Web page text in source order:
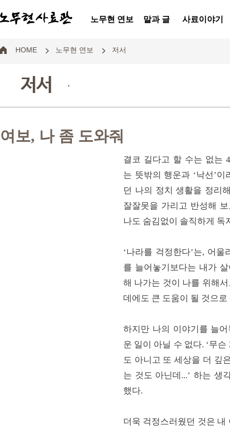
노무현 연보 말과 글 사료이야기
HOME 노무현 연보 저서
저서 .
여보, 나 좀 도와줘
결코 길다고 할 수는 없는
는 뜻밖의 행운과 ‘낙선’
던 나의 정치 생활을 정리
잘잘못을 가리고 반성해
나도 숨김없이 솔직하게 독
‘나라를 걱정한다’는, 어
를 늘어놓기보다는 내가
해 나가는 것이 나를 위해
데에도 큰 도움이 될 것으로
하지만 나의 이야기를 늘
운 일이 아닐 수 없다. ‘무
도 아니고 또 세상을 더 깊
는 것도 아닌데...’ 하는 생
했다.
더욱 걱정스러웠던 것은